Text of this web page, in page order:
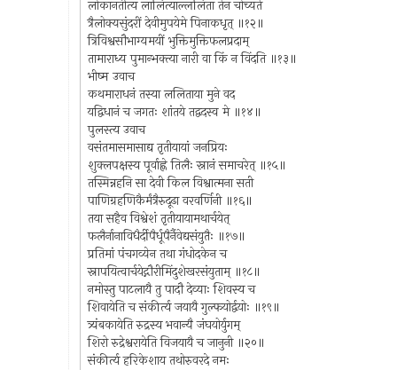
लोकानतीत्य लालित्याल्ललिता तेन चोच्यते
त्रैलोक्यसुंदरीं देवीमुपयेमे पिनाकधृत् ॥१२॥
त्रिविश्वसौभाग्यमयीं भुक्तिमुक्तिफलप्रदाम्
तामाराध्य पुमान्भक्त्या नारी वा किं न विंदति ॥१३॥
भीष्म उवाच
कथमाराधनं तस्या ललिताया मुने वद
यद्विधानं च जगतः शांतये तद्वदस्व मे ॥१४॥
पुलस्त्य उवाच
वसंतमासमासाद्य तृतीयायां जनप्रियः
शुक्लपक्षस्य पूर्वाह्णे तिलैः स्नानं समाचरेत् ॥१५॥
तस्मिन्नहनि सा देवी किल विश्वात्मना सती
पाणिग्रहणिकैर्मंत्रैरुदूढा वरवर्णिनी ॥१६॥
तया सहैव विश्वेशं तृतीयायामथार्चयेत्
फलैर्नानाविधैर्दीपैर्धूपैर्नैवेद्यसंयुतैः ॥१७॥
प्रतिमां पंचगव्येन तथा गंधोदकेन च
स्नापयित्वार्चयेद्गौरीमिंदुशेखरसंयुताम् ॥१८॥
नमोस्तु पाटलायै तु पादौ देव्याः शिवस्य च
शिवायेति च संकीर्त्य जयायै गुल्फयोर्द्वयोः ॥१९॥
त्र्यंबकायेति रुद्रस्य भवान्यै जंघयोर्युगम्
शिरो रुद्रेश्वरायेति विजयायै च जानुनी ॥२०॥
संकीर्त्य हरिकेशाय तथोरुवरदे नमः